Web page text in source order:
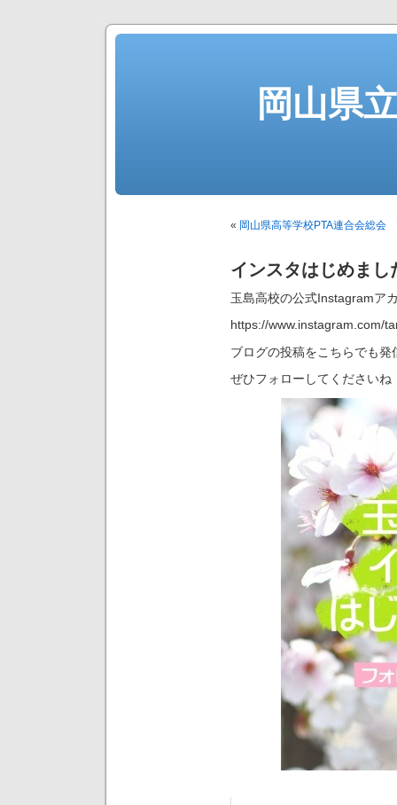
岡山県
« 岡山県高等学校PTA連合会総会
インスタはじめまし
玉島高校の公式Instagramア
https://www.instagram.com/
ブログの投稿をこちらでも発
ぜひフォローしてくださいね